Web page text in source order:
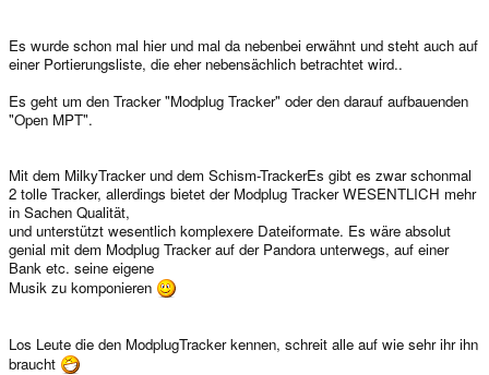
Es wurde schon mal hier und mal da nebenbei erwähnt und steht auch auf
einer Portierungsliste, die eher nebensächlich betrachtet wird..
Es geht um den Tracker "Modplug Tracker" oder den darauf aufbauenden
"Open MPT".
Mit dem MilkyTracker und dem Schism-TrackerEs gibt es zwar schonmal
2 tolle Tracker, allerdings bietet der Modplug Tracker WESENTLICH mehr
in Sachen Qualität,
und unterstützt wesentlich komplexere Dateiformate. Es wäre absolut
genial mit dem Modplug Tracker auf der Pandora unterwegs, auf einer
Bank etc. seine eigene
Musik zu komponieren
Los Leute die den ModplugTracker kennen, schreit alle auf wie sehr ihr ihn
braucht